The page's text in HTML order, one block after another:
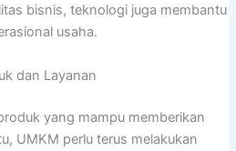
bisnis, teknologi juga membantu
usaha.
dan Layanan
yang mampu memberikan
UMKM perlu terus melakukan